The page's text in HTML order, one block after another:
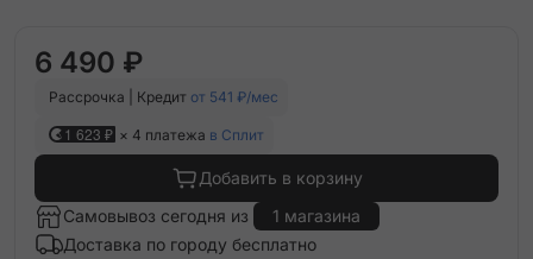
6 490 ₽
Рассрочка | Кредит от 541 ₽/мес
1 623 ₽ × 4 платежа в Сплит
Добавить в корзину
Самовывоз сегодня из
1 магазина
Доставка по городу бесплатно